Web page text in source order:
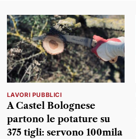
LAVORI PUBBLICI
A Castel Bolognese
partono le potature su
375 tigli: servono 100mila